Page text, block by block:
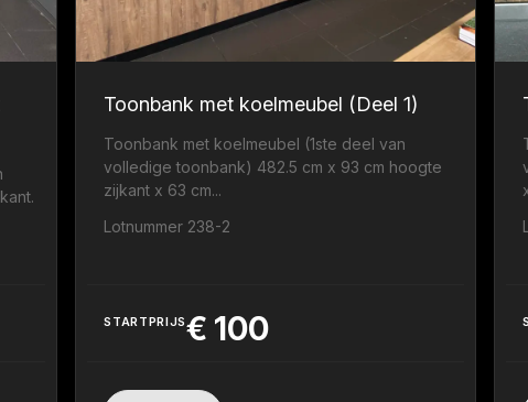
Toonbank met koelmeubel (Deel 1)
Toonbank met koelmeubel (1ste deel van
volledige toonbank) 482.5 cm x 93 cm hoogte
zijkant x 63 cm...
Lotnummer 238-2
STARTPRIJS€ 100